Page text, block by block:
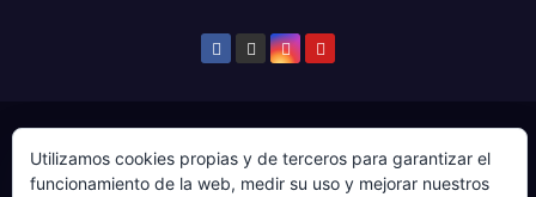
© Copyright 2024. Todos los derechos reservados.
Web gestionada por Producciones Audiovisuales El
Utilizamos cookies propias y de terceros para garantizar el
funcionamiento de la web, medir su uso y mejorar nuestros